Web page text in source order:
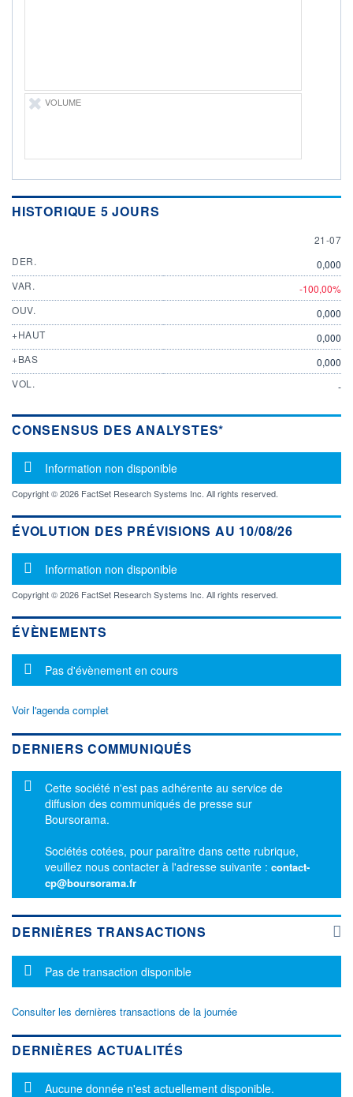
VOLUME
HISTORIQUE 5 JOURS
21 JULY
21-07
DER.
0,000
VAR.
-100,00%
OUV.
0,000
+HAUT
0,000
+BAS
0,000
VOL.
-
CONSENSUS DES ANALYSTES*
Message d'information
Information non disponible
Copyright © 2026 FactSet Research Systems Inc. All rights reserved.
ÉVOLUTION DES PRÉVISIONS AU 10/08/26
Message d'information
Information non disponible
Copyright © 2026 FactSet Research Systems Inc. All rights reserved.
ÉVÈNEMENTS
Message d'information
Pas d'évènement en cours
Voir l'agenda complet
DERNIERS COMMUNIQUÉS
Message d'information
Cette société n'est pas adhérente au service de
diffusion des communiqués de presse sur
Boursorama.
Sociétés cotées, pour paraître dans cette rubrique,
veuillez nous contacter à l'adresse suivante : contact-
cp@boursorama.fr
DERNIÈRES TRANSACTIONS
Message d'information
Pas de transaction disponible
Consulter les dernières transactions de la journée
DERNIÈRES ACTUALITÉS
Message d'information
Aucune donnée n'est actuellement disponible.